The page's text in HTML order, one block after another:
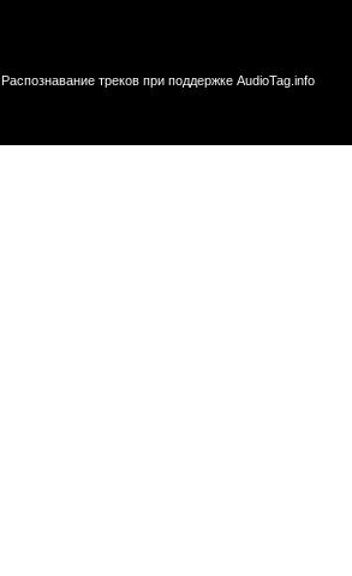
Распознавание треков при поддержке AudioTag.info